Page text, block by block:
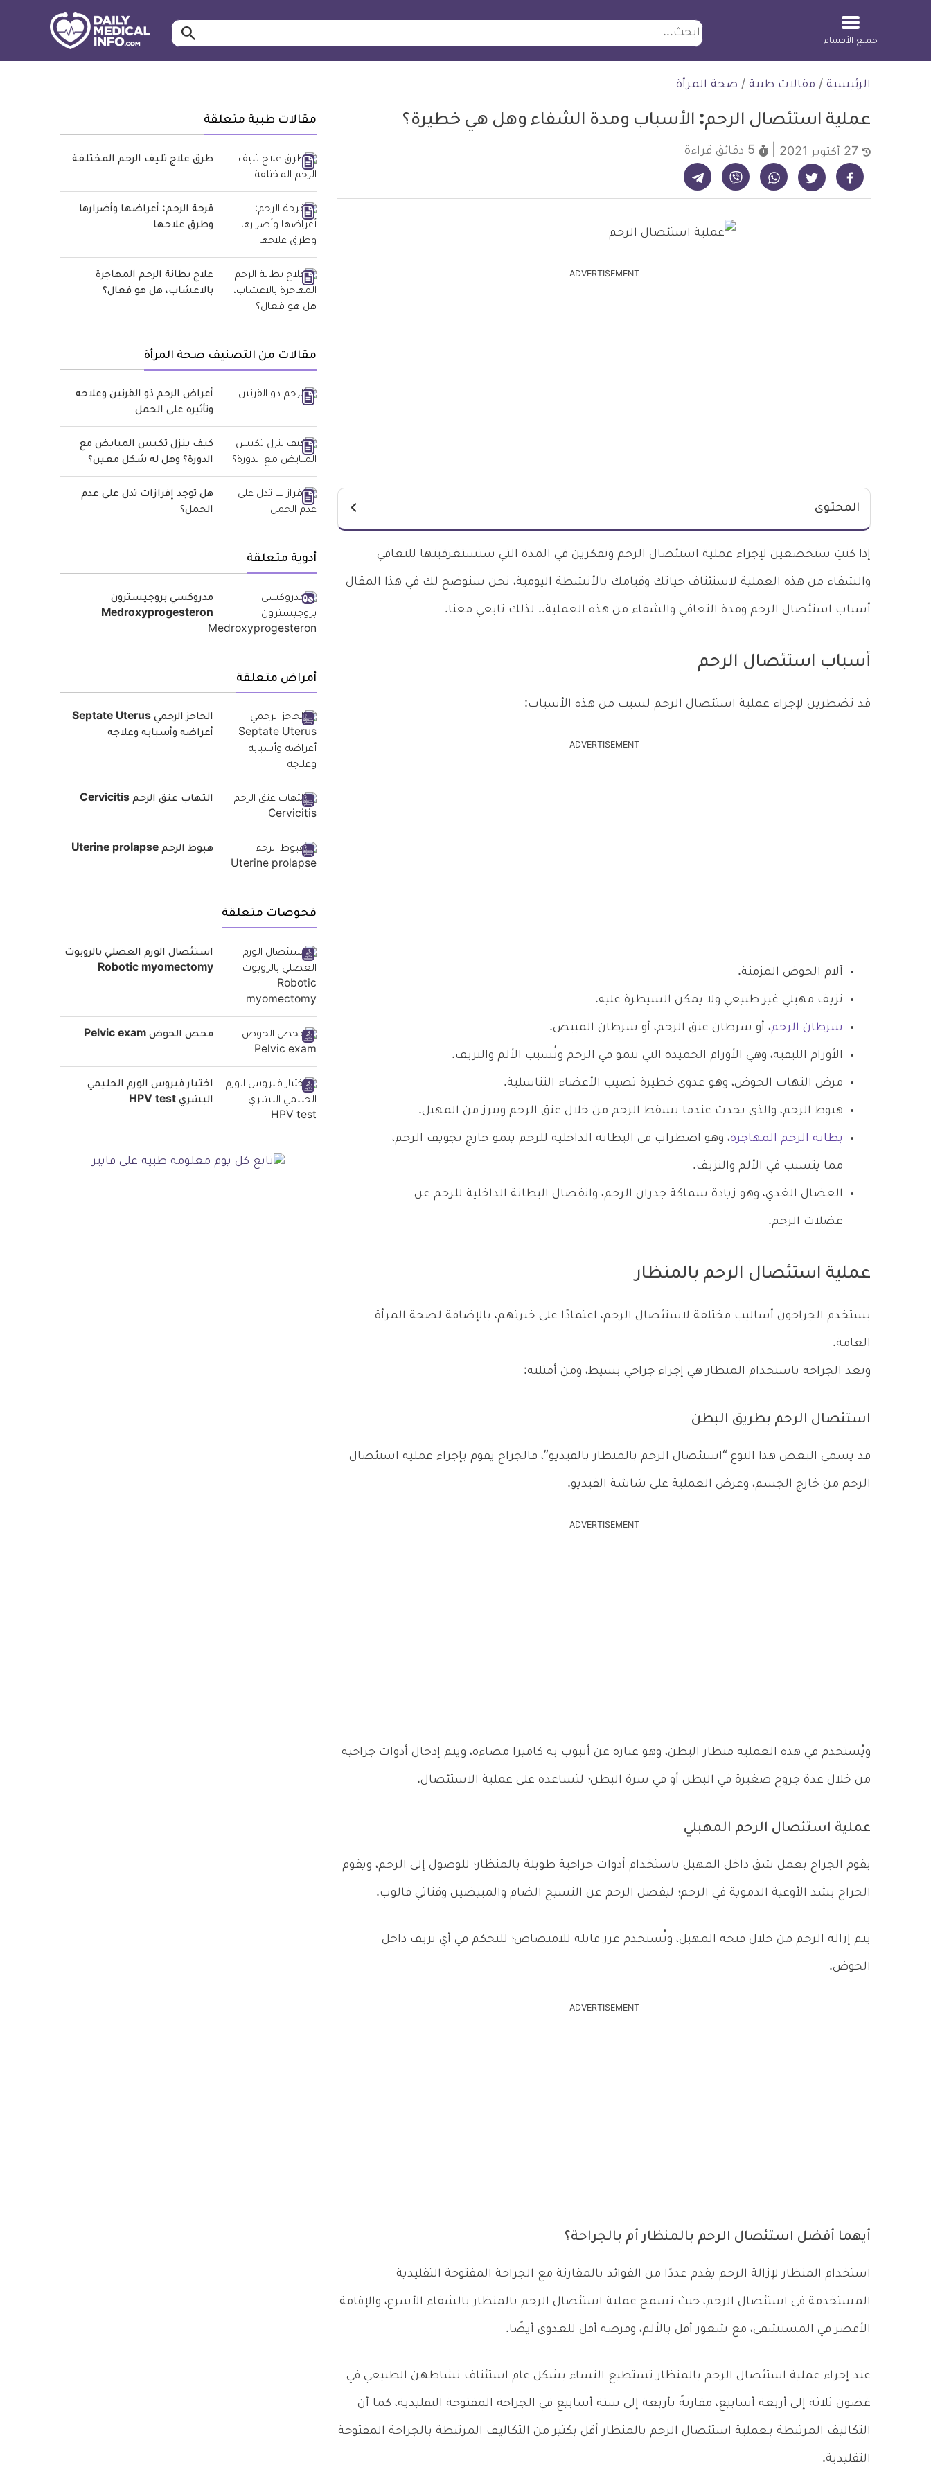
ابحث ابحث…
جميع الأقسام
الرئيسية / مقالات طبية / صحة المرأة
عملية استئصال الرحم: الأسباب ومدة الشفاء وهل هي خطيرة؟
5 دقائق قراءة
شارك على فيسبوك - ديلي ميديكال انفو شارك على تويتر - ديلي ميديكال انفو شارك على واتساب - ديلي ميديكال انفو شارك على فايبر - ديلي ميديكال انفو شارك على تيليجرام - ديلي ميديكال انفو
ADVERTISEMENT
المحتوى
إذا كنتِ ستخضعين لإجراء عملية استئصال الرحم وتفكرين في المدة التي ستستغرقينها للتعافي
والشفاء من هذه العملية لاستئناف حياتك وقيامك بالأنشطة اليومية، نحن سنوضح لك في هذا المقال
أسباب استئصال الرحم ومدة التعافي والشفاء من هذه العملية.. لذلك تابعي معنا.
أسباب استئصال الرحم
قد تضطرين لإجراء عملية استئصال الرحم لسبب من هذه الأسباب:
ADVERTISEMENT
آلام الحوض المزمنة.
نزيف مهبلي غير طبيعي ولا يمكن السيطرة عليه.
سرطان الرحم، أو سرطان عنق الرحم، أو سرطان المبيض.
الأورام الليفية، وهي الأورام الحميدة التي تنمو في الرحم وتُسبب الألم والنزيف.
مرض التهاب الحوض، وهو عدوى خطيرة تصيب الأعضاء التناسلية.
هبوط الرحم، والذي يحدث عندما يسقط الرحم من خلال عنق الرحم ويبرز من المهبل.
بطانة الرحم المهاجرة، وهو اضطراب في البطانة الداخلية للرحم ينمو خارج تجويف الرحم،
مما يتسبب في الألم والنزيف.
العضال الغدي، وهو زيادة سماكة جدران الرحم، وانفصال البطانة الداخلية للرحم عن
عضلات الرحم.
عملية استئصال الرحم بالمنظار
يستخدم الجراحون أساليب مختلفة لاستئصال الرحم، اعتمادًا على خبرتهم، بالإضافة لصحة المرأة
العامة.
وتعد الجراحة باستخدام المنظار هي إجراء جراحي بسيط، ومن أمثلته:
استئصال الرحم بطريق البطن
قد يسمي البعض هذا النوع “استئصال الرحم بالمنظار بالفيديو”، فالجراح يقوم بإجراء عملية استئصال
الرحم من خارج الجسم، وعرض العملية على شاشة الفيديو.
ADVERTISEMENT
ويُستخدم في هذه العملية منظار البطن، وهو عبارة عن أنبوب به كاميرا مضاءة، ويتم إدخال أدوات جراحية
من خلال عدة جروح صغيرة في البطن أو في سرة البطن؛ لتساعده على عملية الاستئصال.
عملية استئصال الرحم المهبلي
يقوم الجراح بعمل شق داخل المهبل باستخدام أدوات جراحية طويلة بالمنظار؛ للوصول إلى الرحم، ويقوم
الجراح بشد الأوعية الدموية في الرحم؛ ليفصل الرحم عن النسيج الضام والمبيضين وقناتي فالوب.
يتم إزالة الرحم من خلال فتحة المهبل، وتُستخدم غرز قابلة للامتصاص؛ للتحكم في أي نزيف داخل
الحوض.
ADVERTISEMENT
أيهما أفضل استئصال الرحم بالمنظار أم بالجراحة؟
استخدام المنظار لإزالة الرحم يقدم عددًا من الفوائد بالمقارنة مع الجراحة المفتوحة التقليدية
المستخدمة في استئصال الرحم، حيث تسمح عملية استئصال الرحم بالمنظار بالشفاء الأسرع، والإقامة
الأقصر في المستشفى، مع شعور أقل بالألم، وفرصة أقل للعدوى أيضًا.
عند إجراء عملية استئصال الرحم بالمنظار تستطيع النساء بشكل عام استئناف نشاطهن الطبيعي في
غضون ثلاثة إلى أربعة أسابيع، مقارنةً بأربعة إلى ستة أسابيع في الجراحة المفتوحة التقليدية، كما أن
التكاليف المرتبطة بـعملية استئصال الرحم بالمنظار أقل بكثير من التكاليف المرتبطة بالجراحة المفتوحة
التقليدية.
مقالات طبية متعلقة
طرق علاج تليف الرحم المختلفة
قرحة الرحم: أعراضها وأضرارها
وطرق علاجها
علاج بطانة الرحم المهاجرة
بالاعشاب، هل هو فعال؟
مقالات من التصنيف صحة المرأة
أعراض الرحم ذو القرنين وعلاجه
وتأثيره على الحمل
كيف ينزل تكيس المبايض مع
الدورة؟ وهل له شكل معين؟
هل توجد إفرازات تدل على عدم
الحمل؟
أدوية متعلقة
مدروكسي بروجيسترون
Medroxyprogesteron
أمراض متعلقة
الحاجز الرحمي Septate Uterus
أعراضه وأسبابه وعلاجه
التهاب عنق الرحم Cervicitis
هبوط الرحم Uterine prolapse
فحوصات متعلقة
استئصال الورم العضلي بالروبوت
Robotic myomectomy
فحص الحوض Pelvic exam
اختبار فيروس الورم الحليمي
البشري HPV test